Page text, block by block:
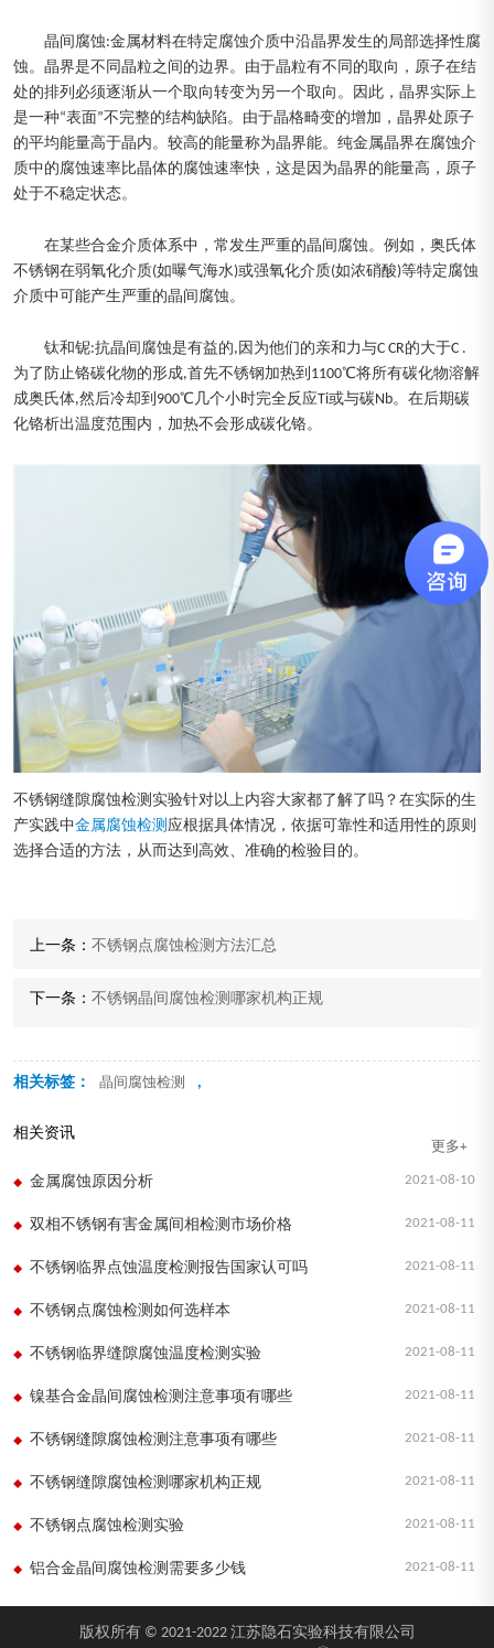
晶间腐蚀:金属材料在特定腐蚀介质中沿晶界发生的局部选择性腐
蚀。晶界是不同晶粒之间的边界。由于晶粒有不同的取向，原子在结
处的排列必须逐渐从一个取向转变为另一个取向。因此，晶界实际上
是一种“表面”不完整的结构缺陷。由于晶格畸变的增加，晶界处原子
的平均能量高于晶内。较高的能量称为晶界能。纯金属晶界在腐蚀介
质中的腐蚀速率比晶体的腐蚀速率快，这是因为晶界的能量高，原子
处于不稳定状态。
在某些合金介质体系中，常发生严重的晶间腐蚀。例如，奥氏体
不锈钢在弱氧化介质(如曝气海水)或强氧化介质(如浓硝酸)等特定腐蚀
介质中可能产生严重的晶间腐蚀。
钛和铌:抗晶间腐蚀是有益的,因为他们的亲和力与C CR的大于C .
为了防止铬碳化物的形成,首先不锈钢加热到1100℃将所有碳化物溶解
成奥氏体,然后冷却到900℃几个小时完全反应Ti或与碳Nb。在后期碳
化铬析出温度范围内，加热不会形成碳化铬。
不锈钢缝隙腐蚀检测实验针对以上内容大家都了解了吗？在实际的生
产实践中金属腐蚀检测应根据具体情况，依据可靠性和适用性的原则
选择合适的方法，从而达到高效、准确的检验目的。
上一条： 不锈钢点腐蚀检测方法汇总
下一条： 不锈钢晶间腐蚀检测哪家机构正规
相关标签： 晶间腐蚀检测 ,
相关资讯
更多+
2021-08-10
金属腐蚀原因分析
2021-08-11
双相不锈钢有害金属间相检测市场价格
2021-08-11
不锈钢临界点蚀温度检测报告国家认可吗
2021-08-11
不锈钢点腐蚀检测如何选样本
2021-08-11
不锈钢临界缝隙腐蚀温度检测实验
2021-08-11
镍基合金晶间腐蚀检测注意事项有哪些
2021-08-11
不锈钢缝隙腐蚀检测注意事项有哪些
2021-08-11
不锈钢缝隙腐蚀检测哪家机构正规
2021-08-11
不锈钢点腐蚀检测实验
2021-08-11
铝合金晶间腐蚀检测需要多少钱
版权所有 © 2021-2022 江苏隐石实验科技有限公司